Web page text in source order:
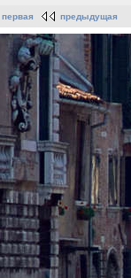
первая предыдущая